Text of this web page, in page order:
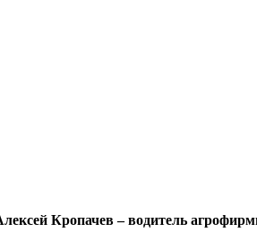
Кропачев – водитель